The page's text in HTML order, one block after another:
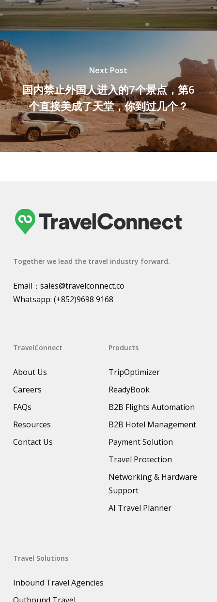
Next Post
国内禁止外国人进入的7个景点，第6
个直接美成了天堂，你到过几个？
Together we lead the travel industry forward.
Email： sales@travelconnect.co
Whatsapp: (+852)9698 9168
TravelConnect
About Us
Careers
FAQs
Resources
Contact Us
Products
TripOptimizer
ReadyBook
B2B Flights Automation
B2B Hotel Management
Payment Solution
Travel Protection
Networking & Hardware
Support
AI Travel Planner
Travel Solutions
Inbound Travel Agencies